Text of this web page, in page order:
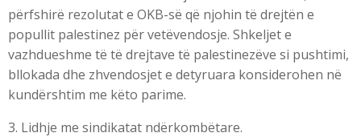
përfshirë rezolutat e OKB-së që njohin të drejtën e
popullit palestinez për vetëvendosje. Shkeljet e
vazhdueshme të të drejtave të palestinezëve si pushtimi,
bllokada dhe zhvendosjet e detyruara konsiderohen në
kundërshtim me këto parime.
3. Lidhje me sindikatat ndërkombëtare.